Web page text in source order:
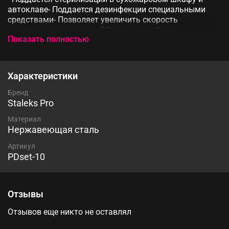
автоклаве- Поддается дезинфекции специальными
средствами- Позволяет увеличить скорость
выполнения педикюра- Обеспечивает более
качественную обработку кожи стопы-
будьте внимательны.
Показать полностью
Характеристики
Бренд
Staleks Pro
Материал
Нержавеющая сталь
Артикул
PDset-10
Отзывы
Отзывов еще никто не оставлял